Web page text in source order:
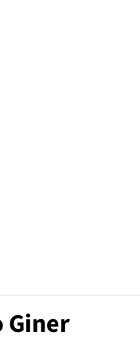
Giner